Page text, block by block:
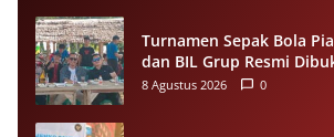
Turnamen Sepak Bola
dan BIL Grup Resmi
Sportivitas
8 Agustus 2026 0